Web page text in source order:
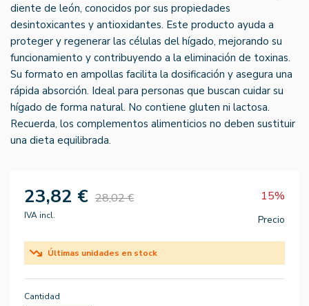
diente de león, conocidos por sus propiedades
desintoxicantes y antioxidantes. Este producto ayuda a
proteger y regenerar las células del hígado, mejorando su
funcionamiento y contribuyendo a la eliminación de toxinas.
Su formato en ampollas facilita la dosificación y asegura una
rápida absorción. Ideal para personas que buscan cuidar su
hígado de forma natural. No contiene gluten ni lactosa.
Recuerda, los complementos alimenticios no deben sustituir
una dieta equilibrada.
23,82 € 28,02 € 15%
IVA incl. Precio
Últimas unidades en stock
Cantidad